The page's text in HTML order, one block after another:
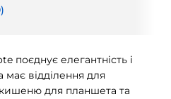
)
поєднує елегантність і
має відділення для
кишеню для планшета та